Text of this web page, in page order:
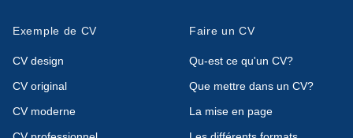
Exemple de CV
CV design
CV original
CV moderne
Faire un CV
Qu-est ce qu'un CV?
Que mettre dans un CV?
La mise en page